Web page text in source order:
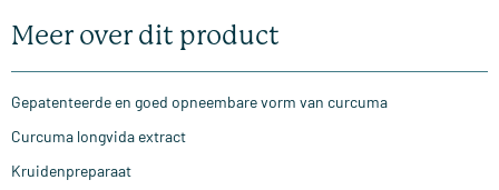
Meer over dit product
Gepatenteerde en goed opneembare vorm van curcuma
Curcuma longvida extract
Kruidenpreparaat